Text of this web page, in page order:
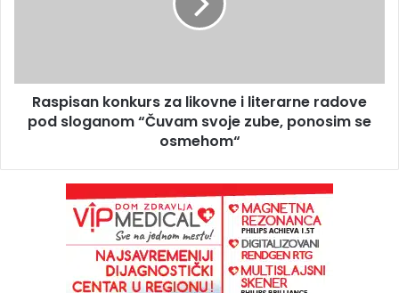
Raspisan konkurs za likovne i literarne radove
pod sloganom “Čuvam svoje zube, ponosim se
osmehom“